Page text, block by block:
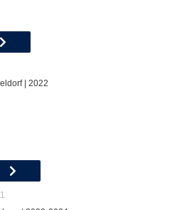
| 2022